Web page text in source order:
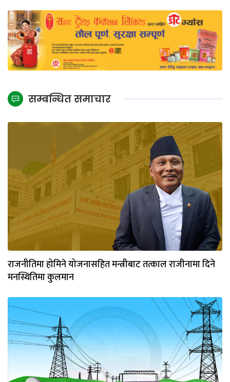
सम्बन्धित समाचार
राजनीतिमा होमिने योजनासहित मन्त्रीबाट तत्काल राजीनामा दिने
मनस्थितिमा कुलमान